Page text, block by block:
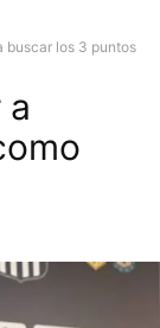
buscar los 3 puntos
a